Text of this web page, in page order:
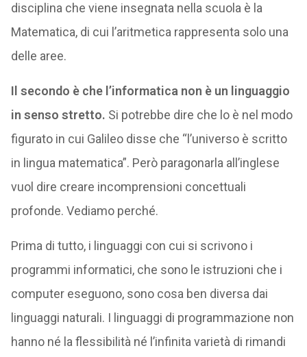
disciplina che viene insegnata nella scuola è la
Matematica, di cui l’aritmetica rappresenta solo una
delle aree.
Il secondo è che l’informatica non è un linguaggio
in senso stretto. Si potrebbe dire che lo è nel modo
figurato in cui Galileo disse che “l’universo è scritto
in lingua matematica”. Però paragonarla all’inglese
vuol dire creare incomprensioni concettuali
profonde. Vediamo perché.
Prima di tutto, i linguaggi con cui si scrivono i
programmi informatici, che sono le istruzioni che i
computer eseguono, sono cosa ben diversa dai
linguaggi naturali. I linguaggi di programmazione non
hanno né la flessibilità né l’infinita varietà di rimandi